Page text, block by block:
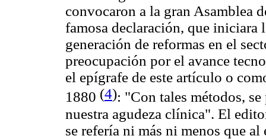
convocaron a la gran Asamblea
famosa declaración, que iniciara
generación de reformas en el
preocupación por el avance
el epígrafe de este artículo o
1880 (4): "Con tales métodos,
nuestra agudeza clínica". El
se refería ni más ni menos que